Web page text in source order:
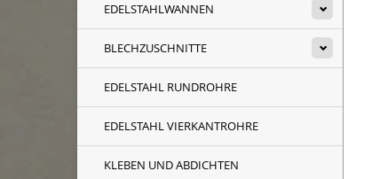
EDELSTAHLWANNEN
BLECHZUSCHNITTE
EDELSTAHL RUNDROHRE
EDELSTAHL VIERKANTROHRE
KLEBEN UND ABDICHTEN